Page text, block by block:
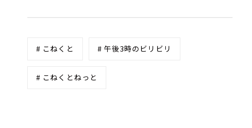
# こねくと # 午後3時のビリビリ
# こねくとねっと